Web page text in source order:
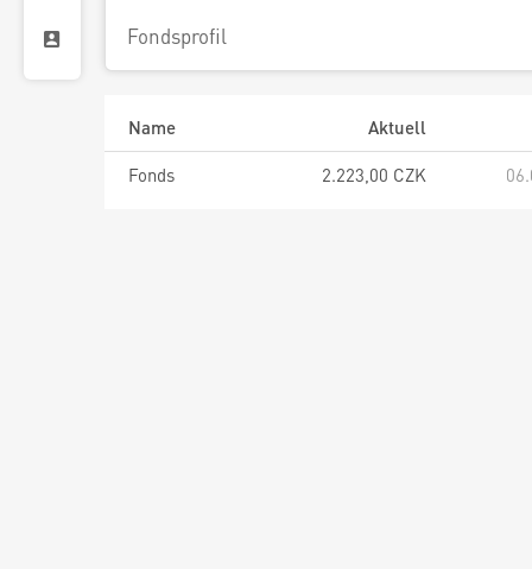
Fondsprofil
Name
Aktuell
Fonds
2.223,00 CZK